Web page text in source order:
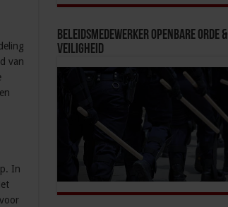
van
In
Beleidsmedewerker Openbare Orde &
Veiligheid